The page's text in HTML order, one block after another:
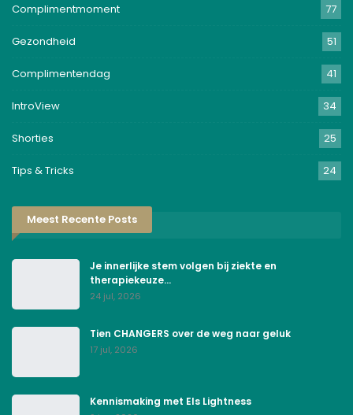
Complimentmoment 77
Gezondheid 51
Complimentendag 41
IntroView 34
Shorties 25
Tips & Tricks 24
Meest Recente Posts
Je innerlijke stem volgen bij ziekte en
therapiekeuze…
24 jul, 2026
Tien CHANGERS over de weg naar geluk
17 jul, 2026
Kennismaking met Els Lightness